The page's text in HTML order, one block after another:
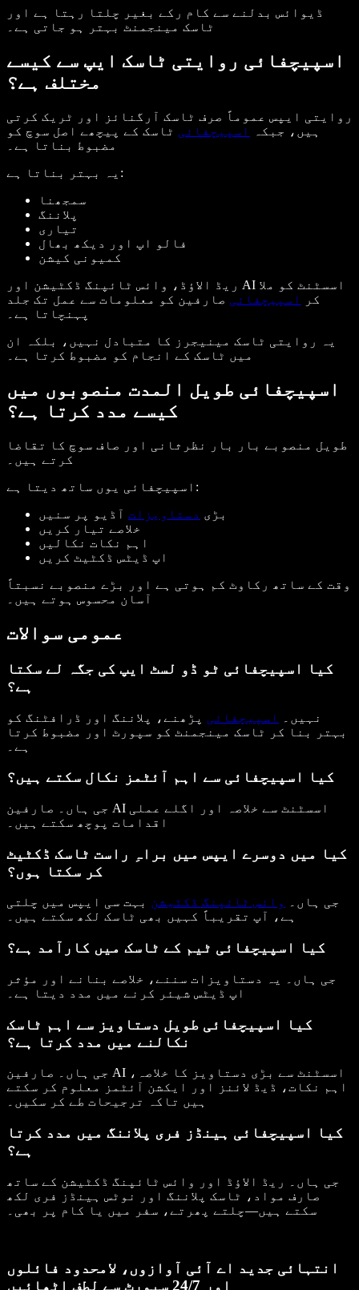
ڈیوائس بدلنے سے کام رکے بغیر چلتا رہتا ہے اور
ٹاسک مینجمنٹ بہتر ہو جاتی ہے۔
اسپیچفائی روایتی ٹاسک ایپ سے کیسے
مختلف ہے؟
روایتی ایپس عموماً صرف ٹاسک آرگنائز اور ٹریک کرتی
ہیں، جبکہ
اسپیچفائی ٹاسک کے پیچھے اصل سوچ کو
مضبوط بناتا ہے۔
یہ بہتر بناتا ہے:
سمجھنا
پلاننگ
تیاری
فالو اپ اور دیکھ بھال
کمیونی کیشن
ریڈ الاؤڈ، وائس ٹائپنگ ڈکٹیشن اور AI اسسٹنٹ کو ملا
کر
اسپیچفائی صارفین کو معلومات سے عمل تک جلد
پہنچاتا ہے۔
یہ روایتی ٹاسک مینیجرز کا متبادل نہیں، بلکہ ان
میں ٹاسک کے انجام کو مضبوط کرتا ہے۔
اسپیچفائی طویل المدت منصوبوں میں
کیسے مدد کرتا ہے؟
طویل منصوبے بار بار نظرثانی اور صاف سوچ کا تقاضا
کرتے ہیں۔
اسپیچفائی یوں ساتھ دیتا ہے:
بڑی دستاویزات آڈیو پر سنیں
خلاصے تیار کریں
اہم نکات نکالیں
اپ ڈیٹس ڈکٹیٹ کریں
وقت کے ساتھ رکاوٹ کم ہوتی ہے اور بڑے منصوبے نسبتاً
آسان محسوس ہوتے ہیں۔
عمومی سوالات
کیا اسپیچفائی ٹو ڈو لسٹ ایپ کی جگہ لے سکتا
ہے؟
نہیں۔ اسپیچفائی پڑھنے، پلاننگ اور ڈرافٹنگ کو
بہتر بنا کر ٹاسک مینجمنٹ کو سپورٹ اور مضبوط کرتا
ہے۔
کیا اسپیچفائی سے اہم آئٹمز نکال سکتے ہیں؟
جی ہاں۔ صارفین AI اسسٹنٹ سے خلاصہ اور اگلے عملی
اقدامات پوچھ سکتے ہیں۔
کیا میں دوسرے ایپس میں براہِ راست ٹاسک ڈکٹیٹ
کر سکتا ہوں؟
جی ہاں۔ وائس ٹائپنگ ڈکٹیشن بہت سی ایپس میں چلتی
ہے، آپ تقریباً کہیں بھی ٹاسک لکھ سکتے ہیں۔
کیا اسپیچفائی ٹیم کے ٹاسک میں کارآمد ہے؟
جی ہاں۔ یہ دستاویزات سننے، خلاصے بنانے اور مؤثر
اپ ڈیٹس شیئر کرنے میں مدد دیتا ہے۔
کیا اسپیچفائی طویل دستاویز سے اہم ٹاسک
نکالنے میں مدد کرتا ہے؟
جی ہاں۔ صارفین AI اسسٹنٹ سے بڑی دستاویز کا خلاصہ،
اہم نکات، ڈیڈ لائنز اور ایکشن آئٹمز معلوم کر سکتے
ہیں تاکہ ترجیحات طے کر سکیں۔
کیا اسپیچفائی ہینڈز فری پلاننگ میں مدد کرتا
ہے؟
جی ہاں۔ ریڈ الاؤڈ اور وائس ٹائپنگ ڈکٹیشن کے ساتھ
صارف مواد، ٹاسک پلاننگ اور نوٹس ہینڈز فری لکھ
سکتے ہیں—چلتے پھرتے، سفر میں یا کام پر بھی۔
انتہائی جدید اے آئی آوازوں، لامحدود فائلوں
اور 24/7 سپورٹ سے لطف اٹھائیں